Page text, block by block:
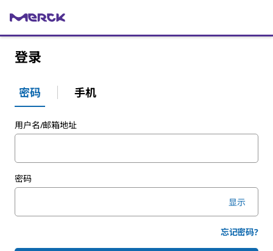
登录
密码 手机
用户名/邮箱地址
密码
显示
忘记密码?